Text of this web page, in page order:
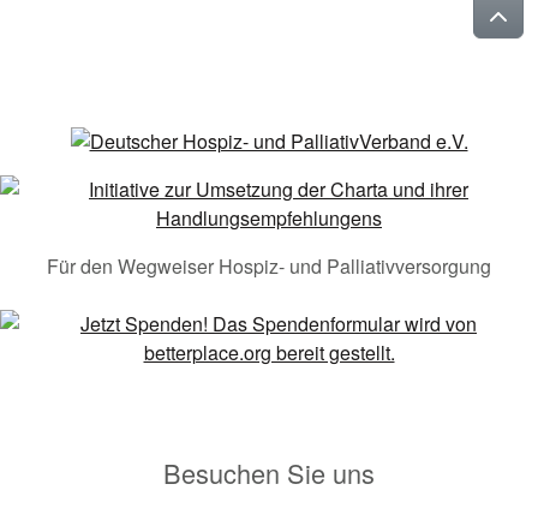
Für den Wegweiser Hospiz- und Palliativversorgung
Besuchen Sie uns